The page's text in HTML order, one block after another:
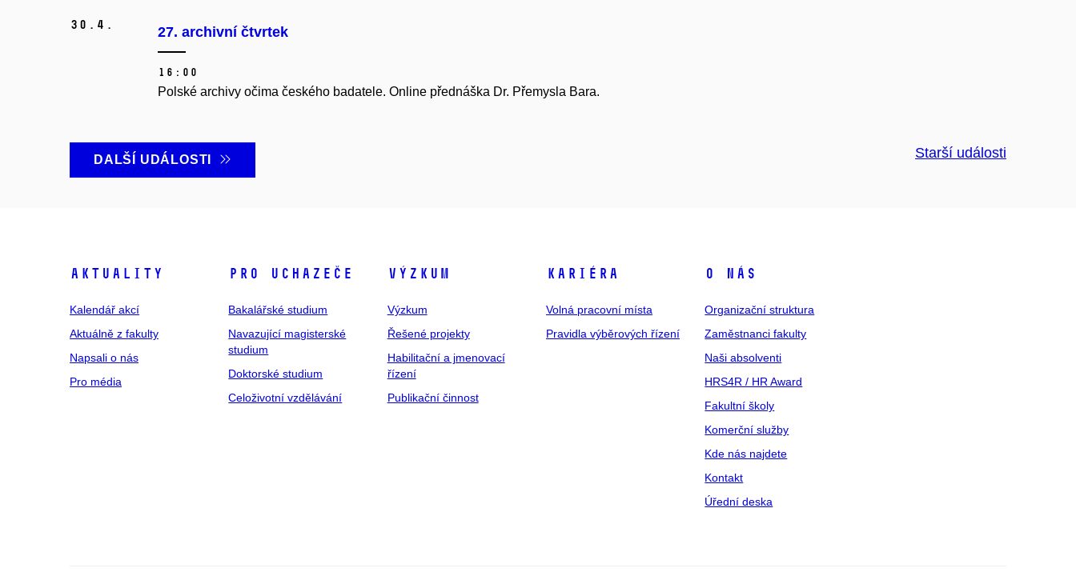
30. 4. 27. archivní čtvrtek
16:00
Polské archivy očima českého badatele. Online přednáška Dr. Přemysla Bara.
DALŠÍ UDÁLOSTI Starší události
Aktuality
Kalendář akcí
Aktuálně z fakulty
Napsali o nás
Pro média
Pro uchazeče
Bakalářské studium
Navazující magisterské
studium
Doktorské studium
Celoživotní vzdělávání
Výzkum
Výzkum
Řešené projekty
Habilitační a jmenovací
řízení
Publikační činnost
Kariéra
Volná pracovní místa
Pravidla výběrových řízení
O nás
Organizační struktura
Zaměstnanci fakulty
Naši absolventi
HRS4R / HR Award
Fakultní školy
Komerční služby
Kde nás najdete
Kontakt
Úřední deska